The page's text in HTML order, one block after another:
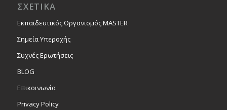
ΣΧΕΤΙΚΑ
Εκπαιδευτικός Οργανισμός MASTER
Σημεία Υπεροχής
Συχνές Ερωτήσεις
BLOG
Επικοινωνία
Privacy Policy